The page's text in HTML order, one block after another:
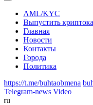
AML/KYC
Выпустить
Главная
Новости
Контакты
Города
Политика
https://t.me/buhtaobmena
Telegram-news Video
ru